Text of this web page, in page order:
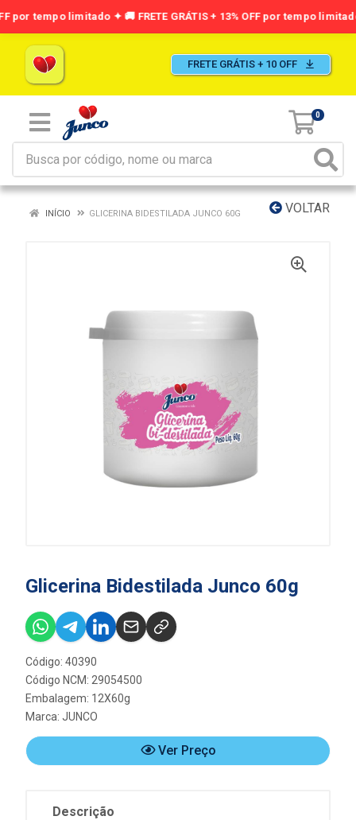
FRETE GRÁTIS + 10 OFF
0
VOLTAR
INÍCIO GLICERINA BIDESTILADA JUNCO 60G
Glicerina Bidestilada Junco 60g
Código: 40390
Código NCM: 29054500
Embalagem: 12X60g
Marca: JUNCO
Ver Preço
Descrição